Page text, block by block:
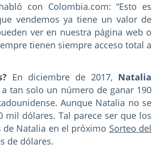
con Colombia.com: “Esto es
vendemos ya tiene un valor de
ver en nuestra página web o
tienen siempre acceso total a
En diciembre de 2017, Natalia
tan solo un número de ganar 190
Aunque Natalia no se
dólares. Tal parece ser que los
Natalia en el próximo Sorteo del
de dólares.